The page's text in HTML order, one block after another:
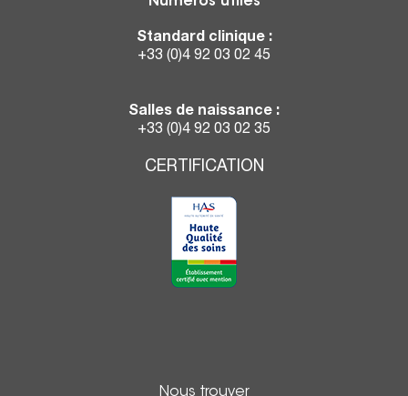
Standard clinique :
+33 (0)4 92 03 02 45
Salles de naissance :
+33 (0)4 92 03 02 35
CERTIFICATION
Nous trouver